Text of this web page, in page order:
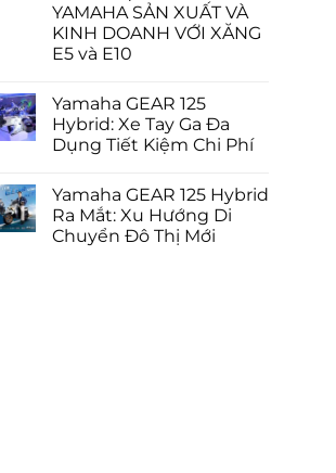
YAMAHA SẢN XUẤT VÀ
KINH DOANH VỚI XĂNG
E5 và E10
Yamaha GEAR 125
Hybrid: Xe Tay Ga Đa
Dụng Tiết Kiệm Chi Phí
Yamaha GEAR 125 Hybrid
Ra Mắt: Xu Hướng Di
Chuyển Đô Thị Mới